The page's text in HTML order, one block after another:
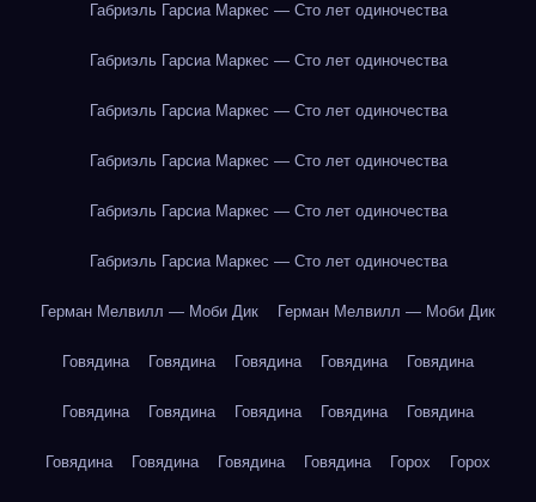
Габриэль Гарсиа Маркес — Сто лет одиночества
Габриэль Гарсиа Маркес — Сто лет одиночества
Габриэль Гарсиа Маркес — Сто лет одиночества
Габриэль Гарсиа Маркес — Сто лет одиночества
Габриэль Гарсиа Маркес — Сто лет одиночества
Габриэль Гарсиа Маркес — Сто лет одиночества
Герман Мелвилл — Моби Дик Герман Мелвилл — Моби Дик
Говядина Говядина Говядина Говядина Говядина
Говядина Говядина Говядина Говядина Говядина
Говядина Говядина Говядина Говядина Горох Горох